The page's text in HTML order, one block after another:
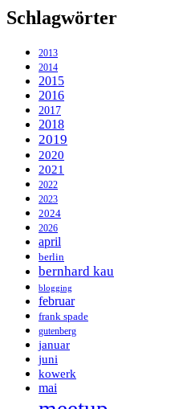
Schlagwörter
2013
2014
2015
2016
2017
2018
2019
2020
2021
2022
2023
2024
2026
april
berlin
bernhard kau
blogging
februar
frank spade
gutenberg
januar
juni
kowerk
mai